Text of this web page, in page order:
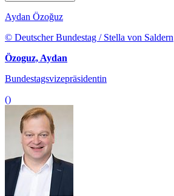
Aydan Özoğuz
© Deutscher Bundestag / Stella von Saldern
Özoguz, Aydan
Bundestagsvizepräsidentin
()